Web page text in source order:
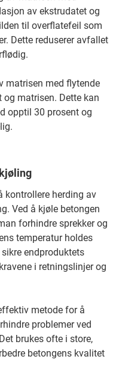
av ekstrudatet og
til overflatefeil som
Dette reduserer avfallet
matrisen med flytende
og matrisen. Dette kan
opptil 30 prosent og
kontrollere herding av
Ved å kjøle betongen
forhindre sprekker og
temperatur holdes
endproduktets
i retningslinjer og
metode for å
problemer ved
brukes ofte i store,
betongens kvalitet